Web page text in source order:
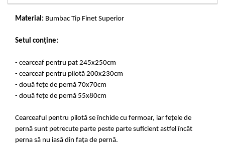
Material: Bumbac Tip Finet Superior
Setul conține:
- cearceaf pentru pat 245x250cm
- cearceaf pentru pilotă 200x230cm
- două fețe de pernă 70x70cm
- două fețe de pernă 55x80cm
Cearceaful pentru pilotă se închide cu fermoar, iar fețele de
pernă sunt petrecute parte peste parte suficient astfel încât
perna să nu iasă din fața de pernă.